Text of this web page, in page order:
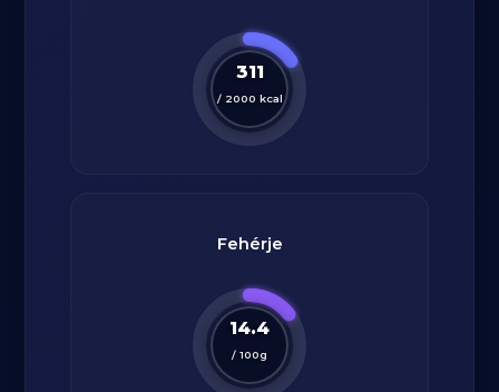
311
/ 2000 kcal
Fehérje
14.4
/ 100g